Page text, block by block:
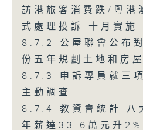
訪港旅客消費跌/粵港
式處理投訴 十月實施
8.7.2 公屋聯會公布
份五年規劃土地和房
8.7.3 申訴專員就三
主動調查
8.7.4 教資會統計 八
年薪達33.6萬元升2%